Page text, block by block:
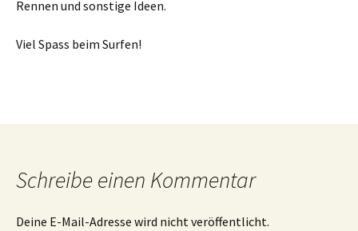
Rennen und sonstige Ideen.
Viel Spass beim Surfen!
Schreibe einen Kommentar
Deine E-Mail-Adresse wird nicht veröffentlicht.